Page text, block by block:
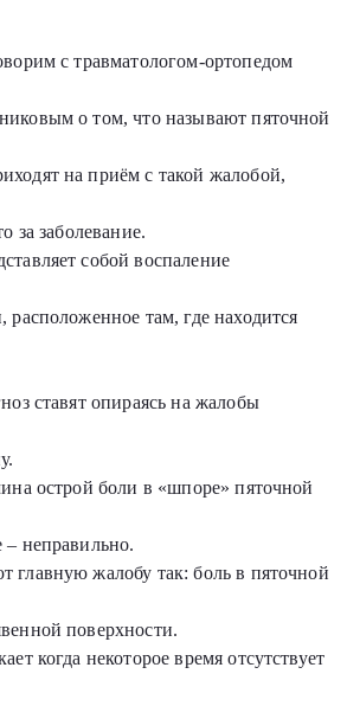
с травматологом-ортопедом
о том, что называют пяточной
на приём с такой жалобой,
за заболевание.
собой воспаление
там, где находится
ставят опираясь на жалобы
острой боли в «шпоре» пяточной
– неправильно.
главную жалобу так: боль в пяточной
поверхности.
когда некоторое время отсутствует